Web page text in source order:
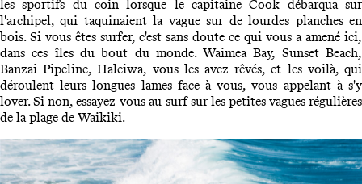
les sportifs du coin lorsque le capitaine Cook débarqua sur
l'archipel, qui taquinaient la vague sur de lourdes planches en
bois. Si vous êtes surfer, c'est sans doute ce qui vous a amené ici,
dans ces îles du bout du monde. Waimea Bay, Sunset Beach,
Banzai Pipeline, Haleiwa, vous les avez rêvés, et les voilà, qui
déroulent leurs longues lames face à vous, vous appelant à s'y
lover. Si non, essayez-vous au surfsur les petites vagues régulières
de la plage de Waikiki.